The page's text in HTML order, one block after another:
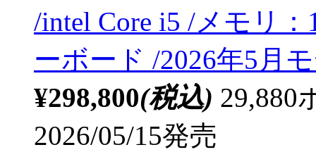
/intel Core i5 /メモリ
ーボード /2026年5月
¥298,800(税込) 29,880
2026/05/15発売